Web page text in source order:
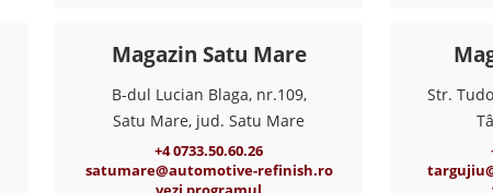
Magazin Satu Mare
B-dul Lucian Blaga, nr.109,
Satu Mare, jud. Satu Mare
+4 0733.50.60.26
satumare@automotive-refinish.ro
Str.